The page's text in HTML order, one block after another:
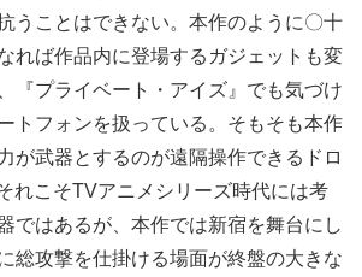
うことはできない。本作のように〇十
れば作品内に登場するガジェットも変
『プライベート・アイズ』でも気づけ
トフォンを扱っている。そもそも本作
が武器とするのが遠隔操作できるドロ
れこそTVアニメシリーズ時代には考
ではあるが、本作では新宿を舞台にし
総攻撃を仕掛ける場面が終盤の大きな